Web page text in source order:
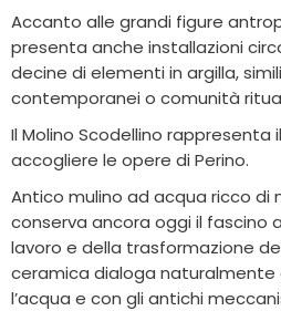
Accanto alle grandi figure
presenta anche installazioni
decine di elementi in argilla,
contemporanei o comunità
Il Molino Scodellino rappresenta
accogliere le opere di Perino.
Antico mulino ad acqua ricco di
conserva ancora oggi il fascino
lavoro e della trasformazione
ceramica dialoga naturalmente
l’acqua e con gli antichi